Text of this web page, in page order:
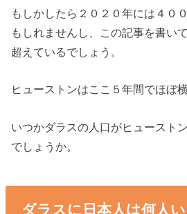
もしかしたら２０２０年には４０
もしれませんし、この記事を書い
超えているでしょう。
ヒューストンはここ５年間でほぼ
いつかダラスの人口がヒュースト
でしょうか。
ダラスに日本人は何人